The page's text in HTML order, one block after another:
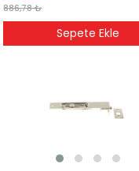
886,78 ₺
Sepete Ekle